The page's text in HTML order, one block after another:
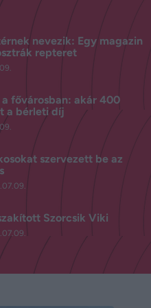
nevezik: Egy magazin
repteret
fővárosban: akár 400
a bérleti díj
szervezett be az
Szorcsik Viki